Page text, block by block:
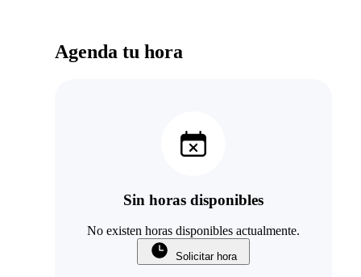
Agenda tu hora
Sin horas disponibles
No existen horas disponibles actualmente.
Solicitar hora